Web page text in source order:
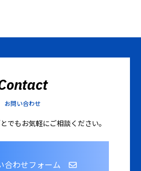
お問い合わせ
でもお気軽にご相談ください。
合わせフォーム